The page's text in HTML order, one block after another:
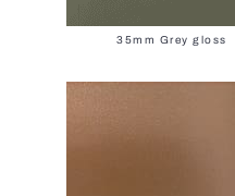
35mm Grey gloss